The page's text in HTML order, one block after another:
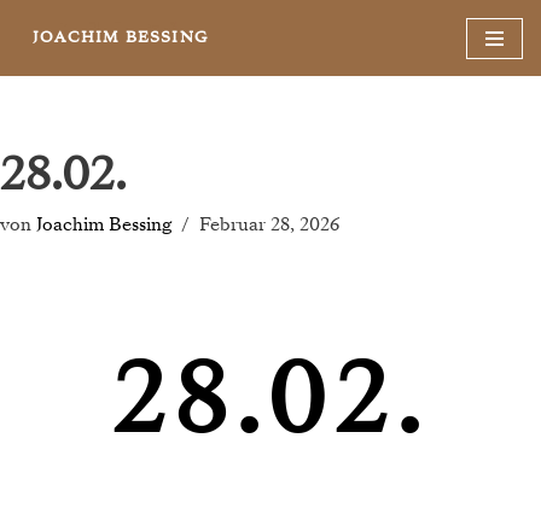
JOACHIM BESSING
28.02.
von Joachim Bessing Februar 28, 2026
28.02.